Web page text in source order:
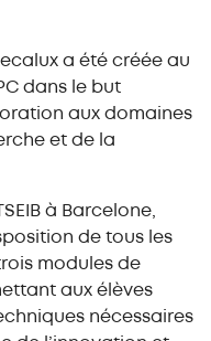
a été créée au
dans le but
aux domaines
et de la
à Barcelone,
de tous les
modules de
aux élèves
nécessaires